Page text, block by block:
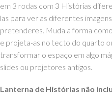
em 3 rodas com 3 Histórias
las para ver as diferentes
pretenderes. Muda a forma
e projeta-as no tecto do quarto
transformar o espaço em algo
slides ou projetores antigos.
Lanterna de Histórias não